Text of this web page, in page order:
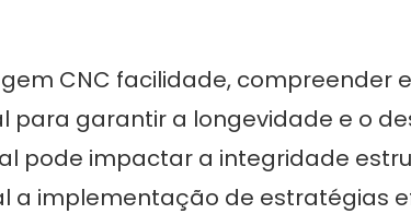
CNC facilidade, compreender
para garantir a longevidade e o
pode impactar a integridade
a implementação de estratégias